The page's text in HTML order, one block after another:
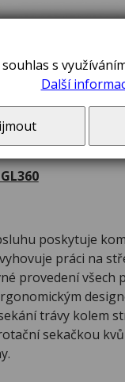
poskytuje
práci na
provedení všech
trávy kolem
sekačkou
s
Další